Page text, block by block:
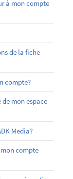
à mon compte
de la fiche
compte?
mon espace
Media?
compte